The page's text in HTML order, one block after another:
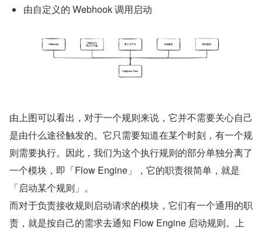
由自定义的 Webhook 调用启动
由上图可以看出，对于一个规则来说，它并不需要关心自己
是由什么途径触发的。它只需要知道在某个时刻，有一个规
则需要执行。因此，我们为这个执行规则的部分单独分离了
一个模块，即「Flow Engine」，它的职责很简单，就是
「启动某个规则」。
而对于负责接收规则启动请求的模块，它们有一个通用的职
责，就是按自己的需求去通知 Flow Engine 启动规则。上